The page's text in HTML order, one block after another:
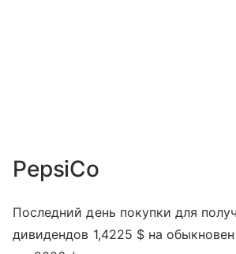
PepsiCo
Последний день покупки для
дивидендов 1,4225 $ на